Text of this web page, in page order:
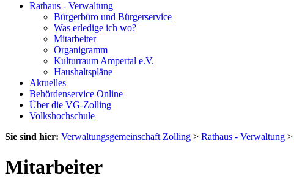
Rathaus - Verwaltung
Bürgerbüro und Bürgerservice
Was erledige ich wo?
Mitarbeiter
Organigramm
Kulturraum Ampertal e.V.
Haushaltspläne
Aktuelles
Behördenservice Online
Über die VG-Zolling
Volkshochschule
Sie sind hier: Verwaltungsgemeinschaft Zolling > Rathaus - Verwaltung >
Mitarbeiter